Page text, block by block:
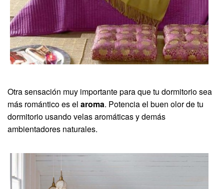
Otra sensación muy importante para que tu dormitorio sea
más romántico es el aroma. Potencia el buen olor de tu
dormitorio usando velas aromáticas y demás
ambientadores naturales.